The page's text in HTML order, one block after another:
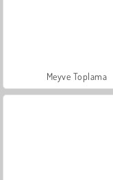
Meyve Toplama